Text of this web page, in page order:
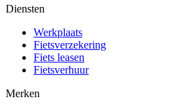
Diensten
Werkplaats
Fietsverzekering
Fiets leasen
Fietsverhuur
Merken